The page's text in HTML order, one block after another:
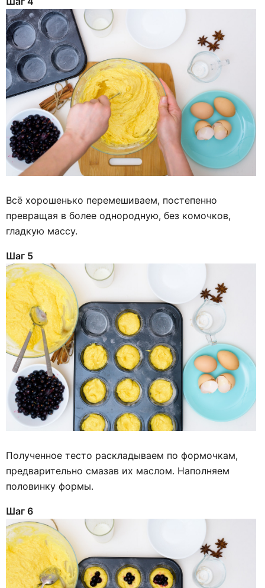
Всё хорошенько перемешиваем, постепенно
превращая в более однородную, без комочков,
гладкую массу.
Шаг 5
Полученное тесто раскладываем по формочкам,
предварительно смазав их маслом. Наполняем
половинку формы.
Шаг 6